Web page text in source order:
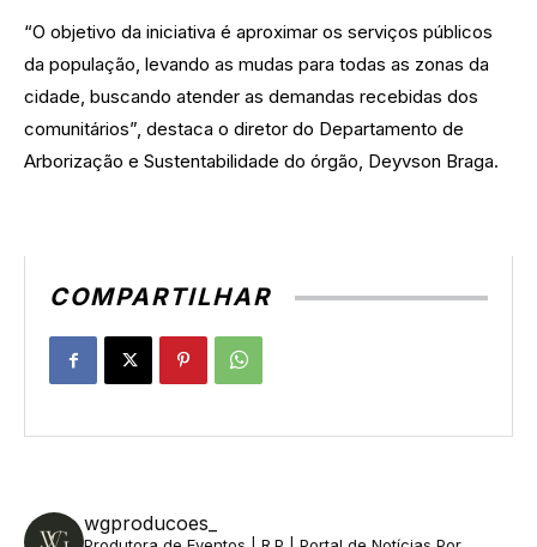
“O objetivo da iniciativa é aproximar os serviços públicos
da população, levando as mudas para todas as zonas da
cidade, buscando atender as demandas recebidas dos
comunitários”, destaca o diretor do Departamento de
Arborização e Sustentabilidade do órgão, Deyvson Braga.
COMPARTILHAR
wgproducoes_